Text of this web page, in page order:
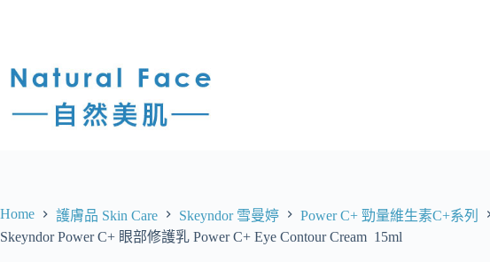
Home 護膚品 Skin Care Skeyndor 雪曼婷
Power C+ 勁量維生素C+系列
Skeyndor Power C+ 眼部修護乳 Power C+ Eye Contour Cream 15ml